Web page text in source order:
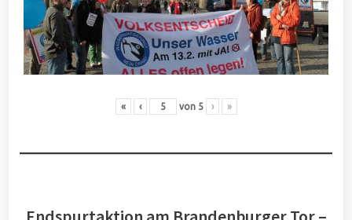
« ‹ von 5 › »